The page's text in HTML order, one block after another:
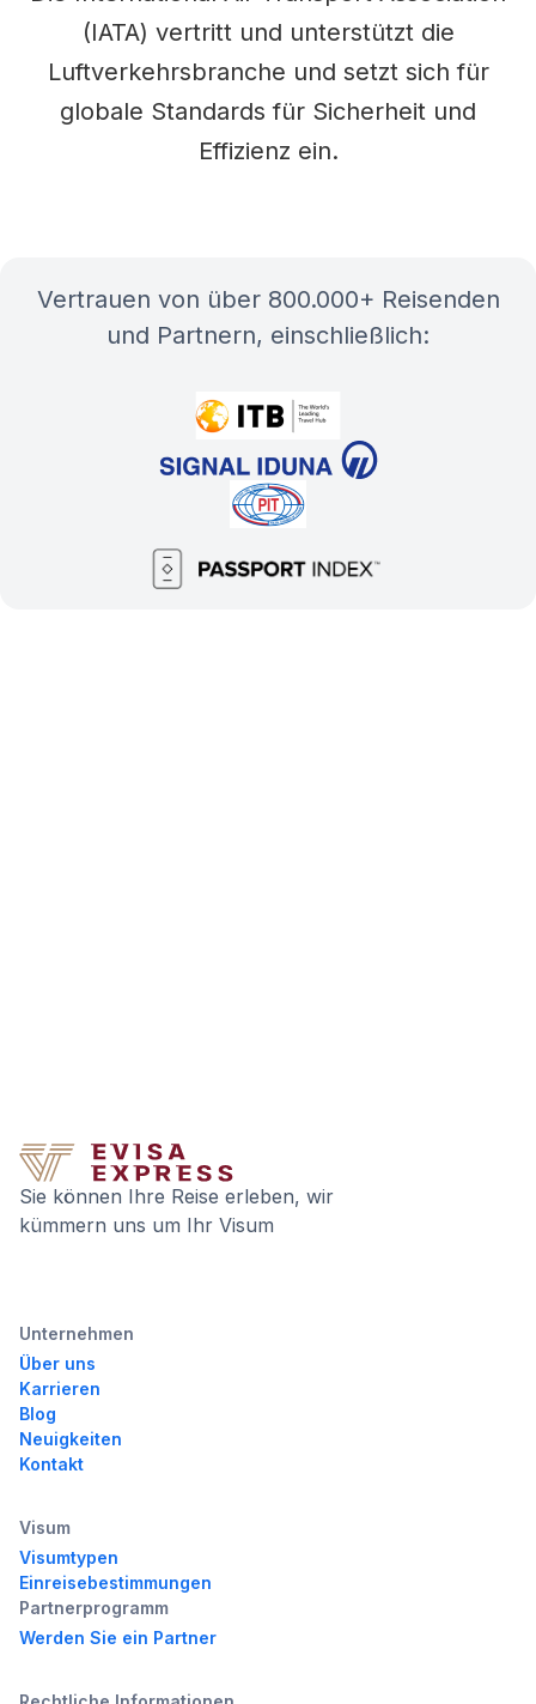
(IATA) vertritt und unterstützt die
Luftverkehrsbranche und setzt sich für
globale Standards für Sicherheit und
Effizienz ein.
Vertrauen von über 800.000+ Reisenden
und Partnern, einschließlich:
Sie können Ihre Reise erleben, wir
kümmern uns um Ihr Visum
Unternehmen
Über uns
Karrieren
Blog
Neuigkeiten
Kontakt
Visum
Visumtypen
Einreisebestimmungen
Partnerprogramm
Werden Sie ein Partner